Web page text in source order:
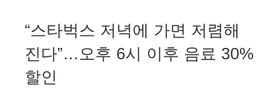
산업과 문화관광의 ‘상생·융합’...로켓
발사 관람, 산둥 하이양 대표 문화관
광 콘텐츠로 부상
“스타벅스 저녁에 가면 저렴해
진다”…오후 6시 이후 음료 30%
할인